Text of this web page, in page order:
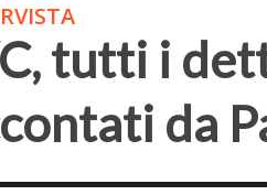
tutti i
da